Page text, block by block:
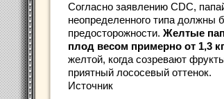
Согласно заявлению CDC,
неопределенного типа
предосторожности. Желтые
плод весом примерно от 1,3 кг
желтой, когда созревают
приятный лососевый оттенок.
Источник